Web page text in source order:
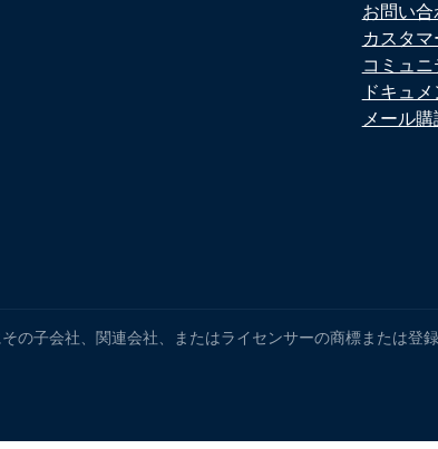
お問い合
カスタマ
コミュニ
ドキュメ
メール購
の子会社、関連会社、またはライセンサーの商標または登